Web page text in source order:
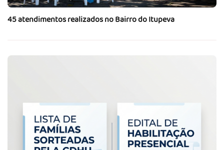
45 atendimentos realizados no Bairro do Itupeva